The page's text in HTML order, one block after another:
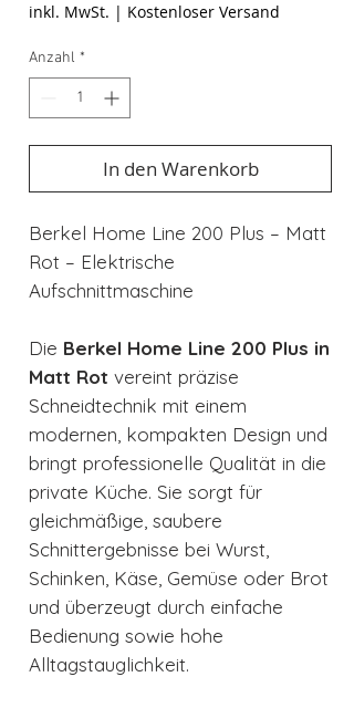
inkl. MwSt. | Kostenloser Versand
Anzahl *
In den Warenkorb
Berkel Home Line 200 Plus – Matt
Rot – Elektrische
Aufschnittmaschine
Die Berkel Home Line 200 Plus in
Matt Rot vereint präzise
Schneidtechnik mit einem
modernen, kompakten Design und
bringt professionelle Qualität in die
private Küche. Sie sorgt für
gleichmäßige, saubere
Schnittergebnisse bei Wurst,
Schinken, Käse, Gemüse oder Brot
und überzeugt durch einfache
Bedienung sowie hohe
Alltagstauglichkeit.